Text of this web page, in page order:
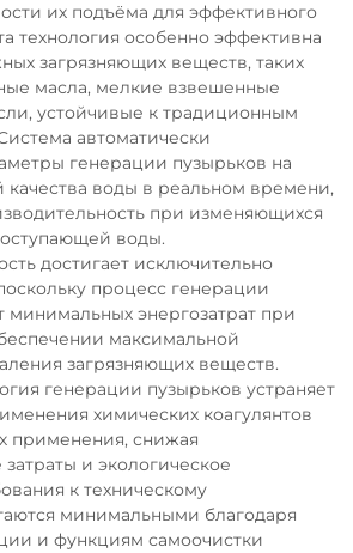
их подъёма для эффективного
технология особенно эффективна
загрязняющих веществ, таких
масла, мелкие взвешенные
устойчивые к традиционным
автоматически
генерации пузырьков на
воды в реальном времени,
при изменяющихся
воды.
достигает исключительно
процесс генерации
минимальных энергозатрат при
максимальной
загрязняющих веществ.
генерации пузырьков устраняет
химических коагулянтов
применения, снижая
и экологическое
к техническому
минимальными благодаря
и функциям самоочистки